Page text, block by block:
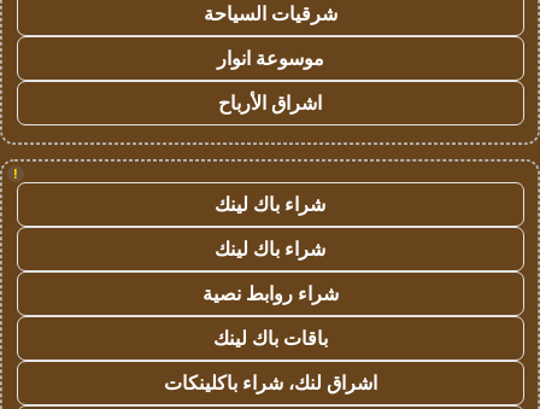
شرقيات السياحة
موسوعة انوار
اشراق الأرباح
!
شراء باك لينك
شراء باك لينك
شراء روابط نصية
باقات باك لينك
اشراق لنك، شراء باكلينكات